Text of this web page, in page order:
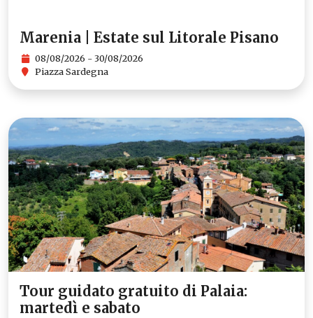
Marenia | Estate sul Litorale Pisano
08/08/2026 - 30/08/2026
Piazza Sardegna
Tour guidato gratuito di Palaia:
martedì e sabato